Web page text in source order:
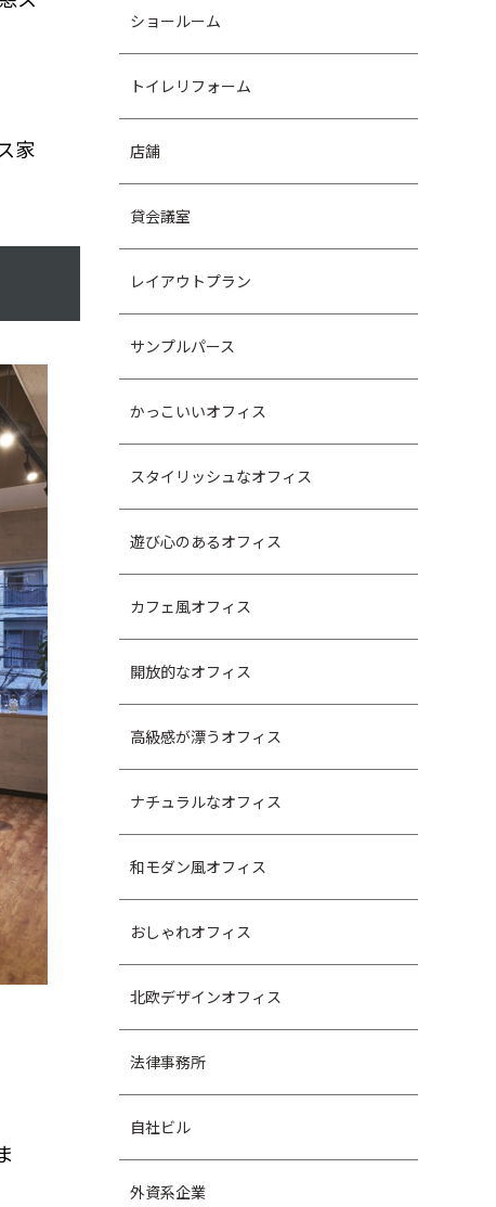
家
ショールーム
トイレリフォーム
店舗
貸会議室
レイアウトプラン
サンプルパース
かっこいいオフィス
スタイリッシュなオフィス
遊び心のあるオフィス
カフェ風オフィス
開放的なオフィス
高級感が漂うオフィス
ナチュラルなオフィス
和モダン風オフィス
おしゃれオフィス
北欧デザインオフィス
法律事務所
自社ビル
外資系企業